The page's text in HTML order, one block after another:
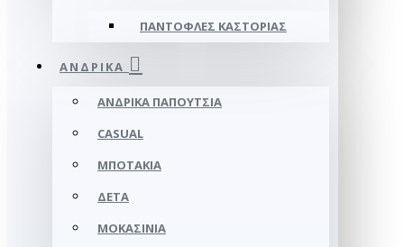
ΠΑΝΤΌΦΛΕΣ ΚΑΣΤΟΡΙΆΣ
ΑΝΔΡΙΚΆ
ΑΝΔΡΙΚΆ ΠΑΠΟΎΤΣΙΑ
CASUAL
ΜΠΟΤΆΚΙΑ
ΔΕΤΆ
ΜΟΚΑΣΊΝΙΑ